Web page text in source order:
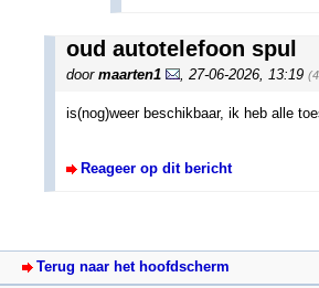
oud autotelefoon spul
door maarten1 27-06-2026, 13:19
is(nog)weer beschikbaar, ik heb alle
Reageer op dit bericht
Terug naar het hoofdscherm